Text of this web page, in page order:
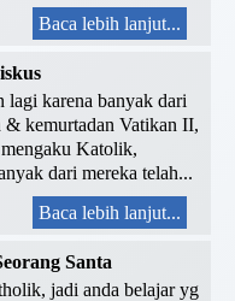
Baca lebih lanjut...
lagi karena banyak dari
& kemurtadan Vatikan II,
Katolik,
dari mereka telah...
Baca lebih lanjut...
Santa
jadi anda belajar yg